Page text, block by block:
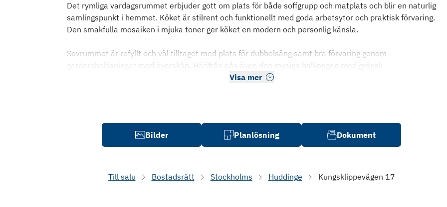
Det rymliga vardagsrummet erbjuder gott om plats för både soffgrupp och matplats och blir en naturlig
samlingspunkt i hemmet. Köket är stilrent och funktionellt med goda arbetsytor och praktisk förvaring.
Den smakfulla mosaiken i mjuka toner ger köket en modern och personlig känsla.
Sovrummet är rofyllt och väl tilltaget med plats för dubbelsäng samt bra förvaring genom
garderobslösningar med överskåp. Härifrån nås även den mysiga balkongen med grönsk
Visa mer
Bilder Planlösning Dokument
Till salu Bostadsrätt Stockholms Huddinge Kungsklippevägen 17